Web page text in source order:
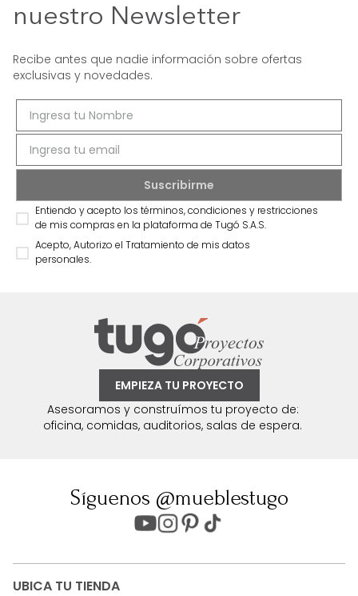
nuestro Newsletter
Recibe antes que nadie información sobre ofertas
exclusivas y novedades.
Entiendo y acepto los términos, condiciones y restricciones
de mis compras en la plataforma de Tugó S.A.S.
Acepto, Autorizo el Tratamiento de mis datos
personales.
EMPIEZA TU PROYECTO
Asesoramos y construímos tu proyecto de:
oficina, comidas, auditorios, salas de espera.
Síguenos @mueblestugo
UBICA TU TIENDA